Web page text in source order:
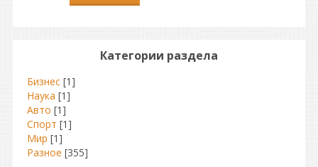
Категории раздела
Бизнес [1]
Наука [1]
Авто [1]
Спорт [1]
Мир [1]
Разное [355]